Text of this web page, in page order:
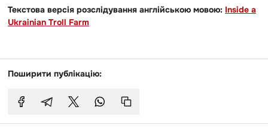
Текстова версія розслідування англійською мовою: Inside a
Ukrainian Troll Farm
Поширити публікацію: